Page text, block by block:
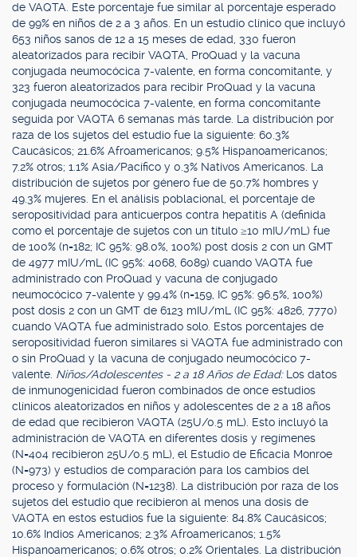
de VAQTA. Este porcentaje fue similar al porcentaje esperado
de 99% en niños de 2 a 3 años. En un estudio clínico que incluyó
653 niños sanos de 12 a 15 meses de edad, 330 fueron
aleatorizados para recibir VAQTA, ProQuad y la vacuna
conjugada neumocócica 7-valente, en forma concomitante, y
323 fueron aleatorizados para recibir ProQuad y la vacuna
conjugada neumocócica 7-valente, en forma concomitante
seguida por VAQTA 6 semanas más tarde. La distribución por
raza de los sujetos del estudio fue la siguiente: 60.3%
Caucásicos; 21.6% Afroamericanos; 9.5% Hispanoamericanos;
7.2% otros; 1.1% Asia/Pacífico y 0.3% Nativos Americanos. La
distribución de sujetos por género fue de 50.7% hombres y
49.3% mujeres. En el análisis poblacional, el porcentaje de
seropositividad para anticuerpos contra hepatitis A (definida
como el porcentaje de sujetos con un título ≥10 mIU/mL) fue
de 100% (n=182; IC 95%: 98.0%, 100%) post dosis 2 con un GMT
de 4977 mIU/mL (IC 95%: 4068, 6089) cuando VAQTA fue
administrado con ProQuad y vacuna de conjugado
neumocócico 7-valente y 99.4% (n=159, IC 95%: 96.5%, 100%)
post dosis 2 con un GMT de 6123 mIU/mL (IC 95%: 4826, 7770)
cuando VAQTA fue administrado solo. Estos porcentajes de
seropositividad fueron similares si VAQTA fue administrado con
o sin ProQuad y la vacuna de conjugado neumocócico 7-
valente. Niños/Adolescentes - 2 a 18 Años de Edad: Los datos
de inmunogenicidad fueron combinados de once estudios
clínicos aleatorizados en niños y adolescentes de 2 a 18 años
de edad que recibieron VAQTA (25U/0.5 mL). Esto incluyó la
administración de VAQTA en diferentes dosis y regímenes
(N=404 recibieron 25U/0.5 mL), el Estudio de Eficacia Monroe
(N=973) y estudios de comparación para los cambios del
proceso y formulación (N=1238). La distribución por raza de los
sujetos del estudio que recibieron al menos una dosis de
VAQTA en estos estudios fue la siguiente: 84.8% Caucásicos;
10.6% Indios Americanos; 2.3% Afroamericanos; 1.5%
Hispanoamericanos; 0.6% otros; 0.2% Orientales. La distribución